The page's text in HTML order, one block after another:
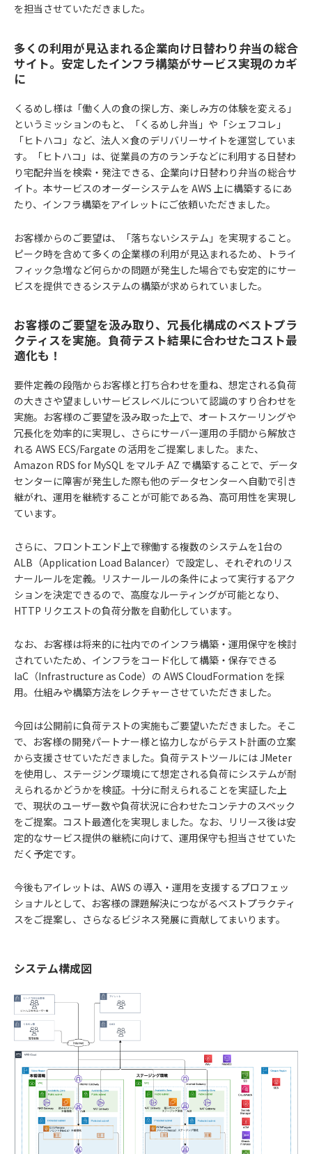
を担当させていただきました。
多くの利用が見込まれる企業向け日替わり弁当の総合
サイト。安定したインフラ構築がサービス実現のカギ
に
くるめし様は「働く人の食の探し方、楽しみ方の体験を変える」
というミッションのもと、「くるめし弁当」や「シェフコレ」
「ヒトハコ」など、法人×食のデリバリーサイトを運営していま
す。「ヒトハコ」は、従業員の方のランチなどに利用する日替わ
り宅配弁当を検索・発注できる、企業向け日替わり弁当の総合サ
イト。本サービスのオーダーシステムを AWS 上に構築するにあ
たり、インフラ構築をアイレットにご依頼いただきました。
お客様からのご要望は、「落ちないシステム」を実現すること。
ピーク時を含めて多くの企業様の利用が見込まれるため、トライ
フィック急増など何らかの問題が発生した場合でも安定的にサー
ビスを提供できるシステムの構築が求められていました。
お客様のご要望を汲み取り、冗長化構成のベストプラ
クティスを実施。負荷テスト結果に合わせたコスト最
適化も！
要件定義の段階からお客様と打ち合わせを重ね、想定される負荷
の大きさや望ましいサービスレベルについて認識のすり合わせを
実施。お客様のご要望を汲み取った上で、オートスケーリングや
冗長化を効率的に実現し、さらにサーバー運用の手間から解放さ
れる AWS ECS/Fargate の活用をご提案しました。また、
Amazon RDS for MySQL をマルチ AZ で構築することで、データ
センターに障害が発生した際も他のデータセンターへ自動で引き
継がれ、運用を継続することが可能である為、高可用性を実現し
ています。
さらに、フロントエンド上で稼働する複数のシステムを1台の
ALB（Application Load Balancer）で設定し、それぞれのリス
ナールールを定義。リスナールールの条件によって実行するアク
ションを決定できるので、高度なルーティングが可能となり、
HTTP リクエストの負荷分散を自動化しています。
なお、お客様は将来的に社内でのインフラ構築・運用保守を検討
されていたため、インフラをコード化して構築・保存できる
IaC（Infrastructure as Code）の AWS CloudFormation を採
用。仕組みや構築方法をレクチャーさせていただきました。
今回は公開前に負荷テストの実施もご要望いただきました。そこ
で、お客様の開発パートナー様と協力しながらテスト計画の立案
から支援させていただきました。負荷テストツールには JMeter
を使用し、ステージング環境にて想定される負荷にシステムが耐
えられるかどうかを検証。十分に耐えられることを実証した上
で、現状のユーザー数や負荷状況に合わせたコンテナのスペック
をご提案。コスト最適化を実現しました。なお、リリース後は安
定的なサービス提供の継続に向けて、運用保守も担当させていた
だく予定です。
今後もアイレットは、AWS の導入・運用を支援するプロフェッ
ショナルとして、お客様の課題解決につながるベストプラクティ
スをご提案し、さらなるビジネス発展に貢献してまいります。
システム構成図